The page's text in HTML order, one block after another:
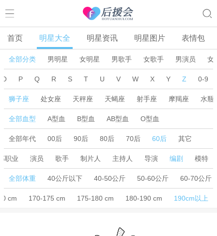
首页 明星大全 明星资讯 明星图片 表情包
全部分类 男明星 女明星 男歌手 女歌手 男演员 女
O P Q R S T U V W X Y Z 0-9
狮子座 处女座 天秤座 天蝎座 射手座 摩羯座 水瓶
全部血型 A型血 B型血 AB型血 O型血
全部年代 00后 90后 80后 70后 60后 其它
职业 演员 歌手 制片人 主持人 导演 编剧 模特
全部体重 40公斤以下 40-50公斤 50-60公斤 60-70公斤
cm 170-175 cm 175-180 cm 180-190 cm 190cm以上